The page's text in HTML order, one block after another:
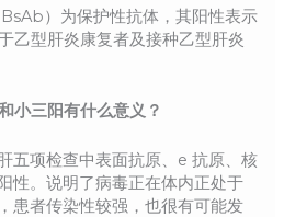
）为保护性抗体，其阳性表示
乙型肝炎康复者及接种乙型肝炎
小三阳有什么意义？
五项检查中表面抗原、e 抗原、核
性。说明了病毒正在体内正处于
患者传染性较强，也很有可能发